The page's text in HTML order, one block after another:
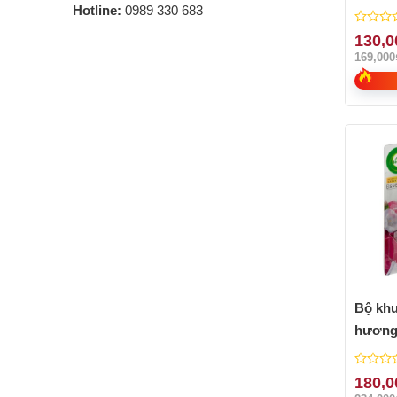
Hotline: 0989 330 683
0
out
of
5
169,000
Bộ
Lily
0
out